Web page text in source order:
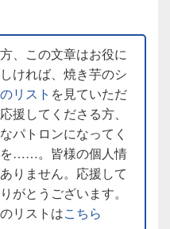
、この文章はお役に
ければ、焼き芋のシ
リスト を見ていただ
してくださる方、
パトロンになってく
を……。皆様の個人情
りません。応援して
がとうございます。
リストはこちら